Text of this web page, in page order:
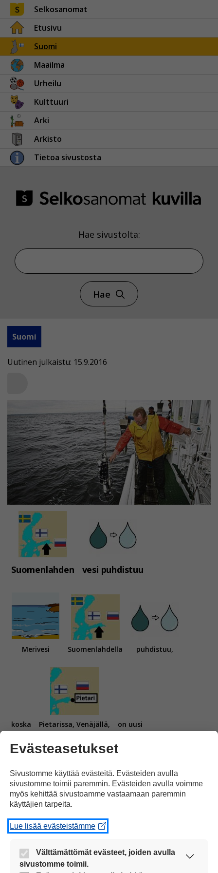
Selkosanomat
Etusivu
Suomi
Maailma
Urheilu
Kulttuuri
Arki
Arkisto
Tietoa sivustosta
Hae sivustolta:
Hae
Suomi
Uutinen julkaistu: 15.9.2016
Suomenlahden vesi puhdistuu
Merivesi Suomenlahdella puhdistuu,
koska Pietarissa, Venäjällä, on uusi
jätevedenpuhdistamo.
Tutkijat ovat kuitenkin huolissaan
Evästeasetukset
Sivustomme käyttää evästeitä. Evästeiden avulla
sivustomme toimii paremmin. Evästeiden avulla voimme
myös kehittää sivustoamme vastaamaan paremmin
käyttäjien tarpeita.
Lue lisää evästeistämme
Välttämättömät evästeet, joiden avulla
sivustomme toimii.